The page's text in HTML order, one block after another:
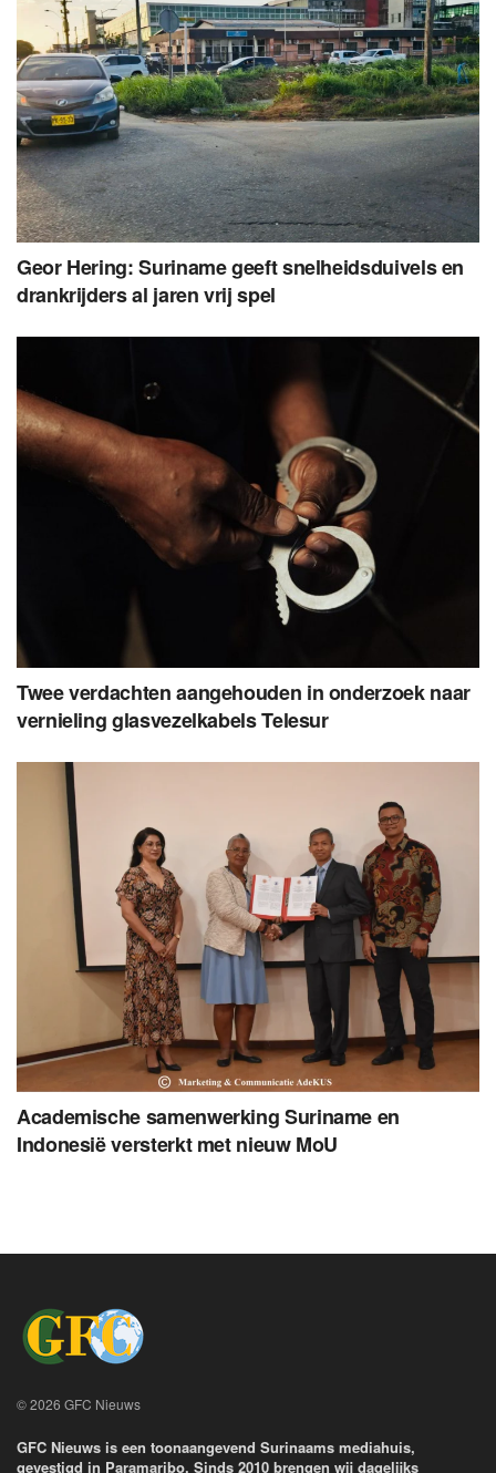
Geor Hering: Suriname geeft snelheidsduivels en
drankrijders al jaren vrij spel
Twee verdachten aangehouden in onderzoek naar
vernieling glasvezelkabels Telesur
Academische samenwerking Suriname en
Indonesië versterkt met nieuw MoU
© 2026 GFC Nieuws
GFC Nieuws is een toonaangevend Surinaams mediahuis,
gevestigd in Paramaribo. Sinds 2010 brengen wij dagelijks